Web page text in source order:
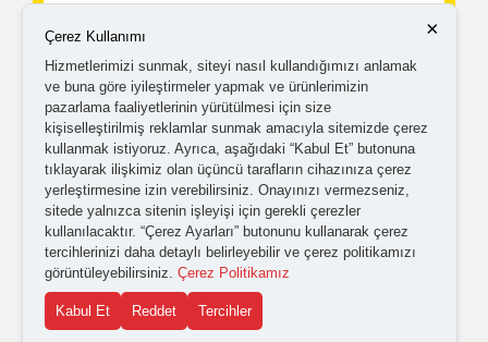
Kampanyalardan ve güncellemelerden haberdar
olabilmem için tarafımaticari elektronik ileti
gönderilmesini kabul ediyorum.
Kişisel verilerimin işlenmesine yönelik
×
Çerez Kullanımı
Hizmetlerimizi sunmak, siteyi nasıl kullandığımızı anlamak
ve buna göre iyileştirmeler yapmak ve ürünlerimizin
pazarlama faaliyetlerinin yürütülmesi için size
kişiselleştirilmiş reklamlar sunmak amacıyla sitemizde çerez
kullanmak istiyoruz. Ayrıca, aşağıdaki “Kabul Et” butonuna
tıklayarak ilişkimiz olan üçüncü tarafların cihazınıza çerez
yerleştirmesine izin verebilirsiniz. Onayınızı vermezseniz,
sitede yalnızca sitenin işleyişi için gerekli çerezler
kullanılacaktır. “Çerez Ayarları” butonunu kullanarak çerez
tercihlerinizi daha detaylı belirleyebilir ve çerez politikamızı
görüntüleyebilirsiniz. Çerez Politikamız
Kabul Et Reddet Tercihler